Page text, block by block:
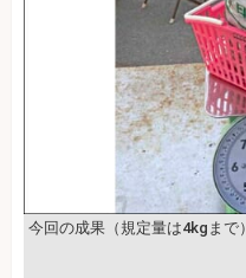
今回の成果（規定量は4kgまで）